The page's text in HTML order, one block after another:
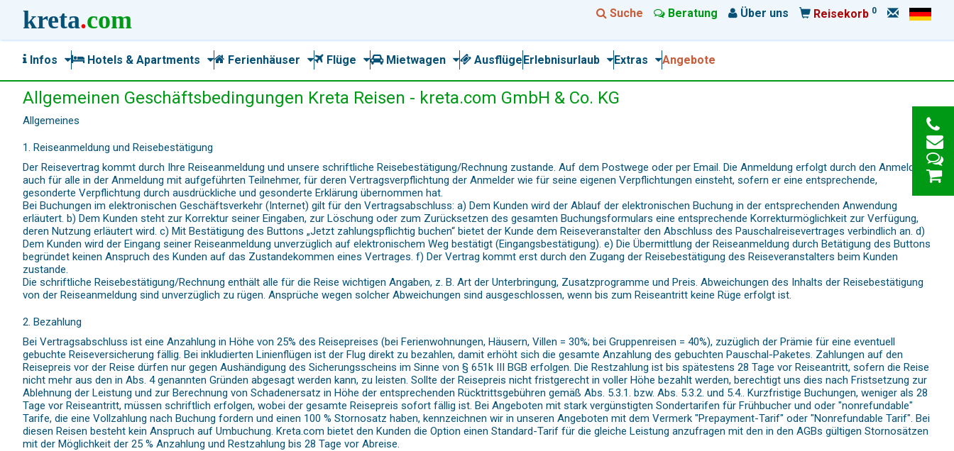
kreta.com Suche Beratung Über uns Reisekorb 0
Infos Hotels & Apartments Ferienhäuser Flüge Mietwagen AusflügeErlebnisurlaub Extras Angebote
Allgemeinen Geschäftsbedingungen Kreta Reisen - kreta.com GmbH & Co. KG
Allgemeines
1. Reiseanmeldung und Reisebestätigung
Der Reisevertrag kommt durch Ihre Reiseanmeldung und unsere schriftliche Reisebestätigung/Rechnung zustande. Auf dem Postwege oder per Email. Die Anmeldung erfolgt durch den Anmelder
auch für alle in der Anmeldung mit aufgeführten Teilnehmer, für deren Vertragsverpflichtung der Anmelder wie für seine eigenen Verpflichtungen einsteht, sofern er eine entsprechende,
gesonderte Verpflichtung durch ausdrückliche und gesonderte Erklärung übernommen hat.
Bei Buchungen im elektronischen Geschäftsverkehr (Internet) gilt für den Vertragsabschluss: a) Dem Kunden wird der Ablauf der elektronischen Buchung in der entsprechenden Anwendung
erläutert. b) Dem Kunden steht zur Korrektur seiner Eingaben, zur Löschung oder zum Zurücksetzen des gesamten Buchungsformulars eine entsprechende Korrekturmöglichkeit zur Verfügung,
deren Nutzung erläutert wird. c) Mit Bestätigung des Buttons „Jetzt zahlungspflichtig buchen“ bietet der Kunde dem Reiseveranstalter den Abschluss des Pauschalreisevertrages verbindlich an. d)
Dem Kunden wird der Eingang seiner Reiseanmeldung unverzüglich auf elektronischem Weg bestätigt (Eingangsbestätigung). e) Die Übermittlung der Reiseanmeldung durch Betätigung des Buttons
begründet keinen Anspruch des Kunden auf das Zustandekommen eines Vertrages. f) Der Vertrag kommt erst durch den Zugang der Reisebestätigung des Reiseveranstalters beim Kunden
zustande.
Die schriftliche Reisebestätigung/Rechnung enthält alle für die Reise wichtigen Angaben, z. B. Art der Unterbringung, Zusatzprogramme und Preis. Abweichungen des Inhalts der Reisebestätigung
von der Reiseanmeldung sind unverzüglich zu rügen. Ansprüche wegen solcher Abweichungen sind ausgeschlossen, wenn bis zum Reiseantritt keine Rüge erfolgt ist.
2. Bezahlung
Bei Vertragsabschluss ist eine Anzahlung in Höhe von 25% des Reisepreises (bei Ferienwohnungen, Häusern, Villen = 30%; bei Gruppenreisen = 40%), zuzüglich der Prämie für eine eventuell
gebuchte Reiseversicherung fällig. Bei inkludierten Linienflügen ist der Flug direkt zu bezahlen, damit erhöht sich die gesamte Anzahlung des gebuchten Pauschal-Paketes. Zahlungen auf den
Reisepreis vor der Reise dürfen nur gegen Aushändigung des Sicherungsscheins im Sinne von § 651k III BGB erfolgen. Die Restzahlung ist bis spätestens 28 Tage vor Reiseantritt, sofern die Reise
nicht mehr aus den in Abs. 4 genannten Gründen abgesagt werden kann, zu leisten. Sollte der Reisepreis nicht fristgerecht in voller Höhe bezahlt werden, berechtigt uns dies nach Fristsetzung zur
Ablehnung der Leistung und zur Berechnung von Schadenersatz in Höhe der entsprechenden Rücktrittsgebühren gemäß Abs. 5.3.1. bzw. Abs. 5.3.2. und 5.4.. Kurzfristige Buchungen, weniger als 28
Tage vor Reiseantritt, müssen schriftlich erfolgen, wobei der gesamte Reisepreis sofort fällig ist. Bei Angeboten mit stark vergünstigten Sondertarifen für Frühbucher und oder "nonrefundable"
Tarife, die eine Vollzahlung nach Buchung fordern und einen 100 % Stornosatz haben, kennzeichnen wir in unseren Angeboten mit dem Vermerk "Prepayment-Tarif" oder "Nonrefundable Tarif". Bei
diesen Reisen besteht kein Anspruch auf Umbuchung. Kreta.com bietet den Kunden die Option einen Standard-Tarif für die gleiche Leistung anzufragen mit den in den AGBs gültigen Stornosätzen
mit der Möglichkeit der 25 % Anzahlung und Restzahlung bis 28 Tage vor Abreise.